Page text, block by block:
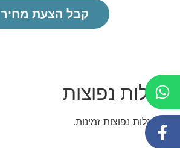
קבל הצעת מחיר
שאלות נפוצות
אין שאלות נפוצות זמינות.